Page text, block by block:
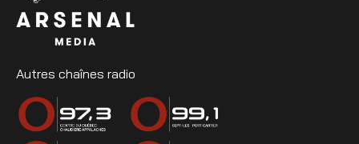
Autres chaînes radio